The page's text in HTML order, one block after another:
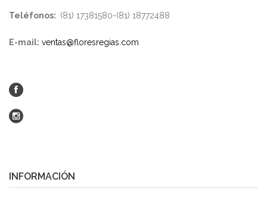
Teléfonos: (81) 17381580-(81) 18772488
E-mail: ventas@floresregias.com
INFORMACIÓN